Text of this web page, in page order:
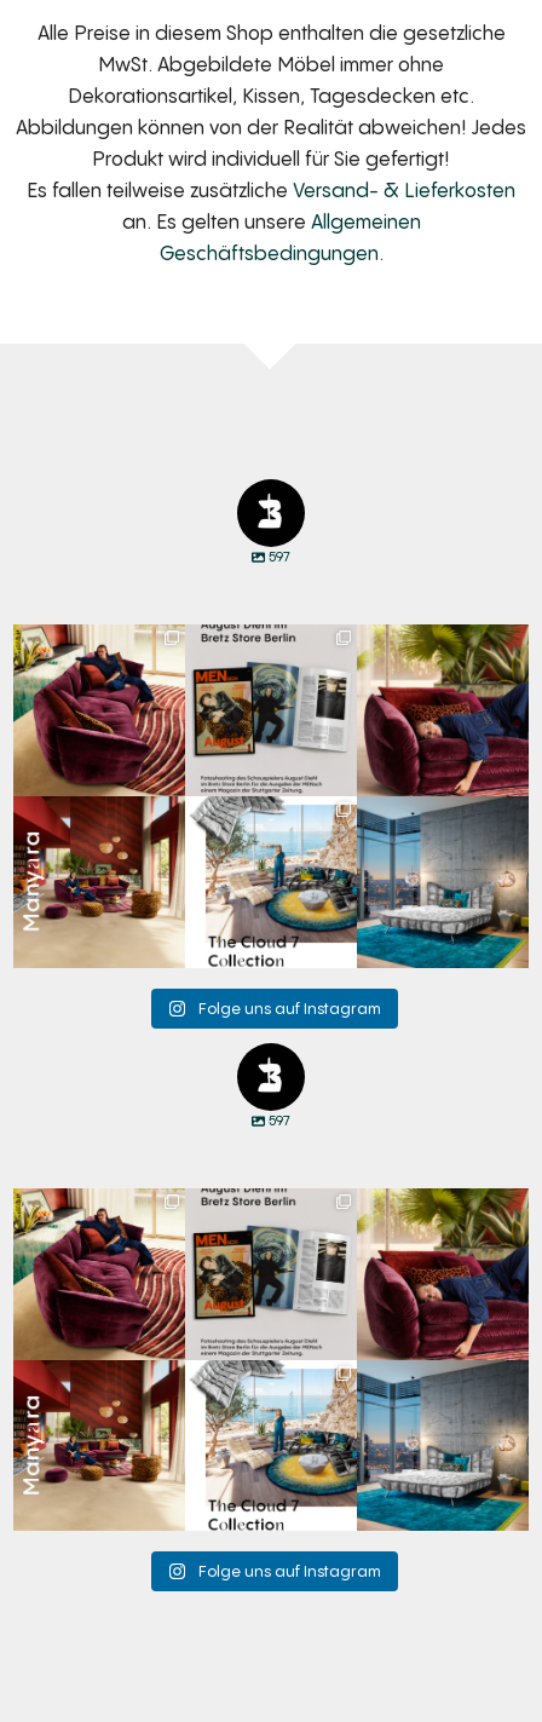
Alle Preise in diesem Shop enthalten die gesetzliche
MwSt. Abgebildete Möbel immer ohne
Dekorationsartikel, Kissen, Tagesdecken etc.
Abbildungen können von der Realität abweichen! Jedes
Produkt wird individuell für Sie gefertigt!
Es fallen teilweise zusätzliche Versand- & Lieferkosten
an. Es gelten unsere Allgemeinen
Geschäftsbedingungen.
597
Manyara vereint
Freiheit und
Geborgenheit....
134 3
und Design:
Schauspieler August...
50 7
Den Kopf anlehnen. Die
Gedanken auf Reisen...
73 2
Manyara. Inspiriert von
der Weite Afrikas....
60 2
Für jeden Lieblingsplatz
die passende Cloud.
☁️...
64 1
Cloud 7 – nicht nur zum
Sitzen, sondern auch
zum...
152 3
Folge uns auf Instagram
597
Manyara vereint
Freiheit und
Geborgenheit....
134 3
Zwischen Charakter
und Design:
Schauspieler August...
50 7
Den Kopf anlehnen. Die
Gedanken auf Reisen...
73 2
Manyara. Inspiriert von
der Weite Afrikas....
60 2
Für jeden Lieblingsplatz
die passende Cloud.
☁️...
64 1
Cloud 7 – nicht nur zum
Sitzen, sondern auch
zum...
152 3
Folge uns auf Instagram